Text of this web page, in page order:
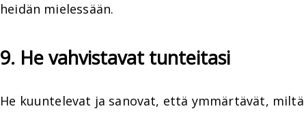
heidän mielessään.
9. He vahvistavat tunteitasi
He kuuntelevat ja sanovat, että ymmärtävät, miltä